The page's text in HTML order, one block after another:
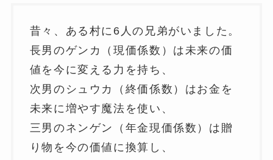
昔々、ある村に6人の兄弟がいました。
長男のゲンカ（現価係数）は未来の価
値を今に変える力を持ち、
次男のシュウカ（終価係数）はお金を
未来に増やす魔法を使い、
三男のネンゲン（年金現価係数）は贈
り物を今の価値に換算し、